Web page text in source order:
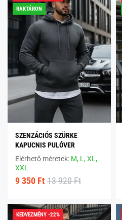
RAKTÁRON
SZENZÁCIÓS SZÜRKE
KAPUCNIS PULÓVER
Elérhető méretek: M, L,XL,
XXL
9 350 Ft 13 920 Ft
KEDVEZMÉNY -22%